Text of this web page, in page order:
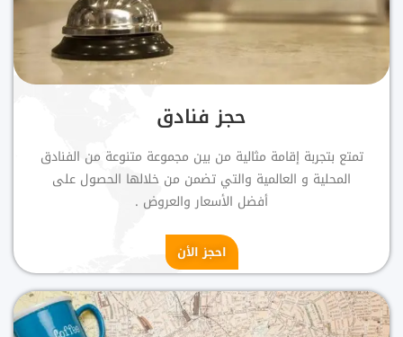
حجز فنادق
تمتع بتجربة إقامة مثالية من بين مجموعة متنوعة من الفنادق
المحلية و العالمية والتي تضمن من خلالها الحصول على
أفضل الأسعار والعروض .
احجز الأن